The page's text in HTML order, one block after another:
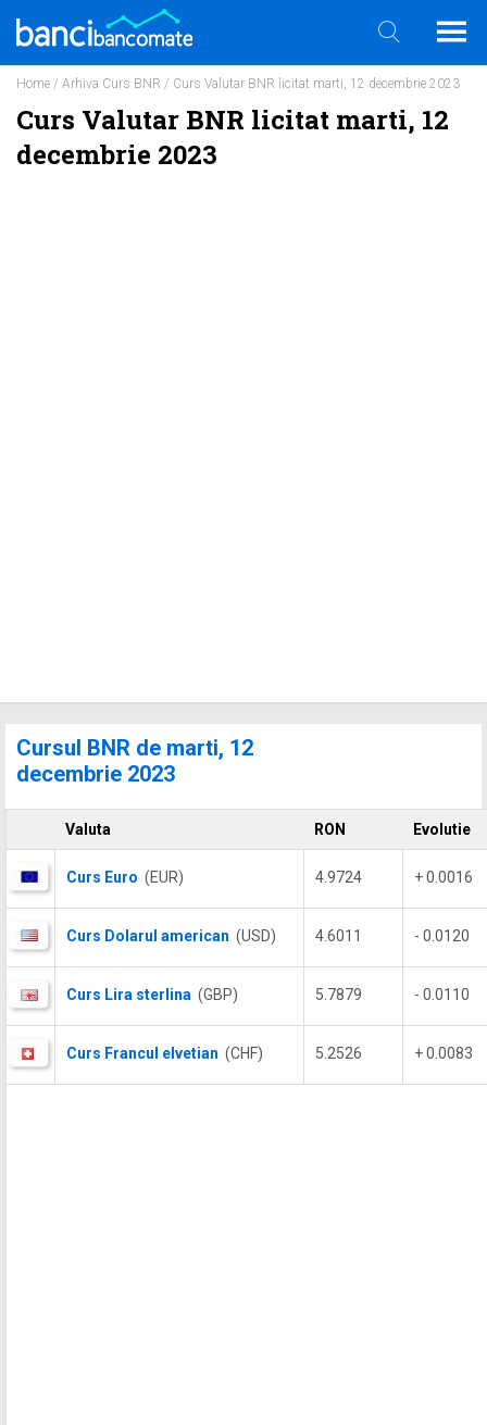
Home / Arhiva Curs BNR / Curs Valutar BNR licitat marti, 12 decembrie 2023
Curs Valutar BNR licitat marti, 12
decembrie 2023
Cursul BNR de marti, 12
decembrie 2023
Valuta RON Evolutie
Curs Euro (EUR) 4.9724 + 0.0016
Curs Dolarul american (USD) 4.6011 - 0.0120
Curs Lira sterlina (GBP) 5.7879 - 0.0110
Curs Francul elvetian (CHF) 5.2526 + 0.0083